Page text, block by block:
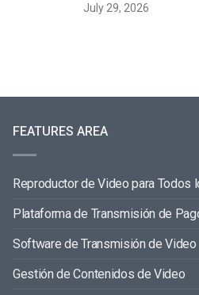
July 29, 2026
FEATURES AREA
Reproductor de Video para
Plataforma de Transmisión de
Software de Transmisión de Video
Gestión de Contenidos de Video